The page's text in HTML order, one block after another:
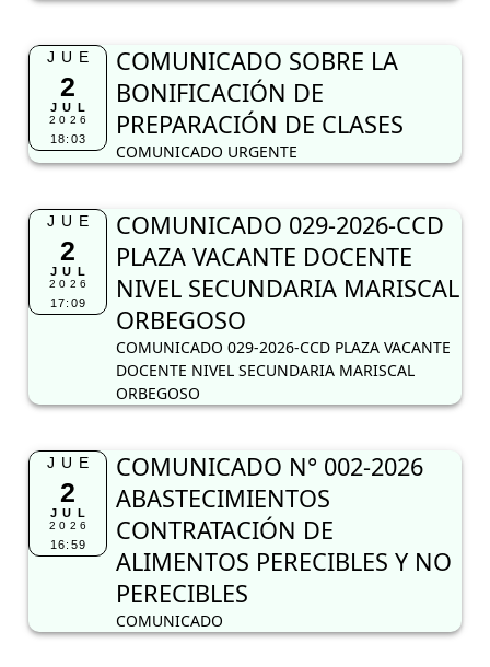
JUE
2
JUL
2026
18:03
COMUNICADO SOBRE LA
BONIFICACIÓN DE
PREPARACIÓN DE CLASES
COMUNICADO URGENTE
JUE
2
JUL
2026
17:09
COMUNICADO 029-2026-CCD
PLAZA VACANTE DOCENTE
NIVEL SECUNDARIA MARISCAL
ORBEGOSO
COMUNICADO 029-2026-CCD PLAZA VACANTE
DOCENTE NIVEL SECUNDARIA MARISCAL
ORBEGOSO
JUE
2
JUL
2026
16:59
COMUNICADO N° 002-2026
ABASTECIMIENTOS
CONTRATACIÓN DE
ALIMENTOS PERECIBLES Y NO
PERECIBLES
COMUNICADO